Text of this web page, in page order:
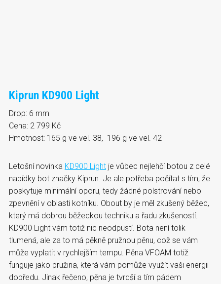
Kiprun KD900 Light
Drop: 6 mm
Cena: 2 799 Kč
Hmotnost: 165 g ve vel. 38, 196 g ve vel. 42
Letošní novinka KD900 Light je vůbec nejlehčí botou z celé
nabídky bot značky Kiprun. Je ale potřeba počítat s tím, že
poskytuje minimální oporu, tedy žádné polstrování nebo
zpevnění v oblasti kotníku. Obout by je měl zkušený běžec,
který má dobrou běžeckou techniku a řadu zkušeností.
KD900 Light vám totiž nic neodpustí. Bota není tolik
tlumená, ale za to má pěkně pružnou pěnu, což se vám
může vyplatit v rychlejším tempu. Pěna VFOAM totiž
funguje jako pružina, která vám pomůže využít vaši energii
dopředu. Jinak řečeno, pěna je tvrdší a tím pádem